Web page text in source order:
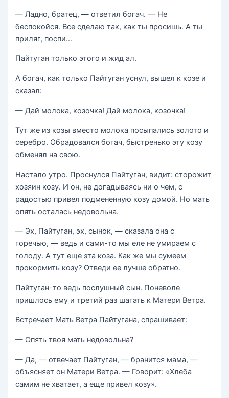
— Ладно, братец, — ответил богач. — Не
беспокойся. Все сделаю так, как ты просишь. А ты
приляг, поспи…
Пайтуган только этого и жид ал.
А богач, как только Пайтуган уснул, вышел к козе и
сказал:
— Дай молока, козочка! Дай молока, козочка!
Тут же из козы вместо молока посыпались золото и
серебро. Обрадовался богач, быстренько эту козу
обменял на свою.
Настало утро. Проснулся Пайтуган, видит: сторожит
хозяин козу. И он, не догадываясь ни о чем, с
радостью привел подмененную козу домой. Но мать
опять осталась недовольна.
— Эх, Пайтуган, эх, сынок, — сказала она с
горечью, — ведь и сами-то мы еле не умираем с
голоду. А тут еще эта коза. Как же мы сумеем
прокормить козу? Отведи ее лучше обратно.
Пайтуган-то ведь послушный сын. Поневоле
пришлось ему и третий раз шагать к Матери Ветра.
Встречает Мать Ветра Пайтугана, спрашивает:
— Опять твоя мать недовольна?
— Да, — отвечает Пайтуган, — бранится мама, —
объясняет он Матери Ветра. — Говорит: «Хлеба
самим не хватает, а еще привел козу».